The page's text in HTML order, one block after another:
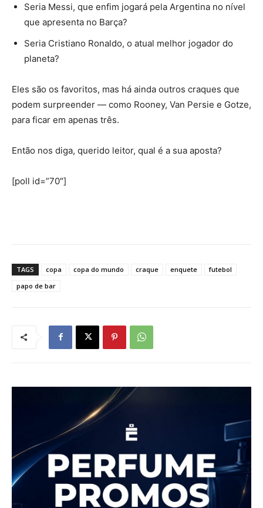
Seria Messi, que enfim jogará pela Argentina no nível
que apresenta no Barça?
Seria Cristiano Ronaldo, o atual melhor jogador do
planeta?
Eles são os favoritos, mas há ainda outros craques que
podem surpreender — como Rooney, Van Persie e Gotze,
para ficar em apenas três.
Então nos diga, querido leitor, qual é a sua aposta?
[poll id=”70″]
TAGS copa copa do mundo craque enquete
futebol
papo de bar